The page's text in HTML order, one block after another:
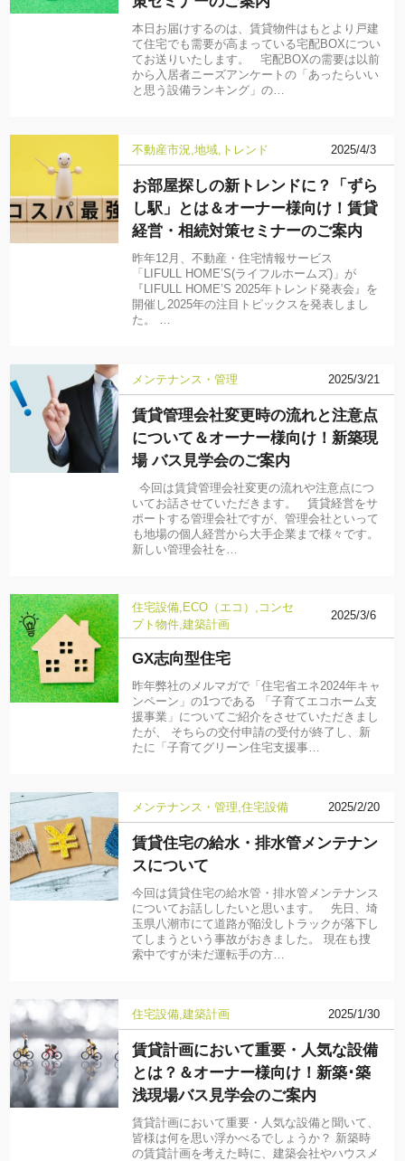
本日お届けするのは、賃貸物件はもとより戸建
て住宅でも需要が高まっている宅配BOXについ
てお送りいたします。 宅配BOXの需要は以前
から入居者ニーズアンケートの「あったらいい
と思う設備ランキング」の…
不動産市況 地域 トレンド 2025/4/3
お部屋探しの新トレンドに？「ずら
し駅」とは＆オーナー様向け！賃貸
経営・相続対策セミナーのご案内
昨年12月、不動産・住宅情報サービス
「LIFULL HOME’S(ライフルホームズ)」が
『LIFULL HOME’S 2025年トレンド発表会』を
開催し2025年の注目トピックスを発表しまし
た。 …
メンテナンス・管理 2025/3/21
賃貸管理会社変更時の流れと注意点
について＆オーナー様向け！新築現
場 バス見学会のご案内
今回は賃貸管理会社変更の流れや注意点につ
いてお話させていただきます。 賃貸経営をサ
ポートする管理会社ですが、管理会社といって
も地場の個人経営から大手企業まで様々です。
新しい管理会社を…
住宅設備 ECO（エコ）
コンセ
プト物件 建築計画
2025/3/6
GX志向型住宅
昨年弊社のメルマガで「住宅省エネ2024年キャ
ンペーン」の1つである 「子育てエコホーム支
援事業」についてご紹介をさせていただきまし
たが、 そちらの交付申請の受付が終了し、新
たに「子育てグリーン住宅支援事…
メンテナンス・管理 住宅設備 2025/2/20
賃貸住宅の給水・排水管メンテナン
スについて
今回は賃貸住宅の給水管・排水管メンテナンス
についてお話ししたいと思います。 先日、埼
玉県八潮市にて道路が陥没しトラックが落下し
てしまうという事故がおきました。 現在も捜
索中ですが未だ運転手の方…
住宅設備 建築計画 2025/1/30
賃貸計画において重要・人気な設備
とは？＆オーナー様向け！新築･築
浅現場バス見学会のご案内
賃貸計画において重要・人気な設備と聞いて、
皆様は何を思い浮かべるでしょうか？ 新築時
の賃貸計画を考えた時に、建築会社やハウスメ